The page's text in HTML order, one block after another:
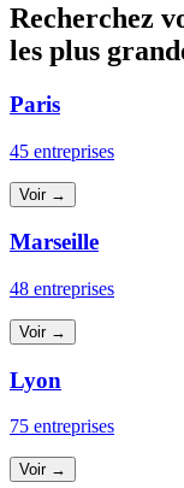
Recherchez
les plus
Paris
45 entreprises
Voir →
Marseille
48 entreprises
Voir →
Lyon
75 entreprises
Voir →